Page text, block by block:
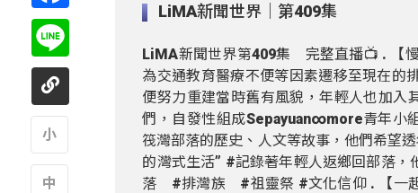
LiMA新聞世界｜第409集
LiMA新聞世界第409集 完整直播📺 . 【
為交通教育醫療不便等因素遷移至現在的
便努力重建當時舊有風貌，年輕人也加入
們，自發性組成Sepayuan∞more青年小
筏灣部落的歷史、人文等故事，他們希望
的灣式生活” #記錄著年輕人返鄉回部落
落 #排灣族 #祖靈祭 #文化信仰 . 【一